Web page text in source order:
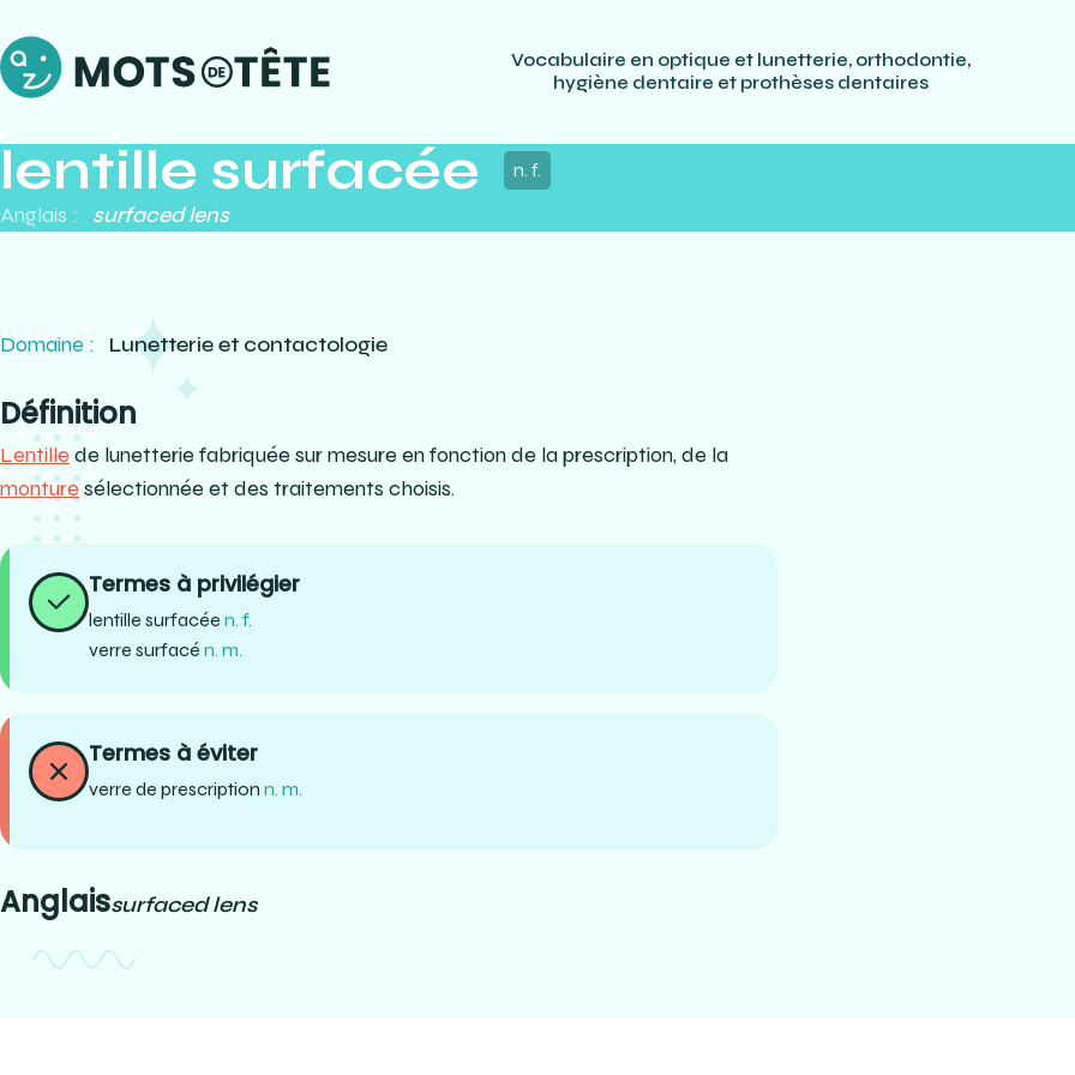
Vocabulaire en optique et lunetterie, orthodontie,
hygiène dentaire et prothèses dentaires
lentille surfacée n. f.
Anglais : surfaced lens
Domaine : Lunetterie et contactologie
Définition
Lentille de lunetterie fabriquée sur mesure en fonction de la prescription, de la
monturesélectionnée et des traitements choisis.
Termes à privilégier
lentille surfacée n. f.
verre surfacé n. m.
Termes à éviter
verre de prescription n. m.
Anglaissurfaced lens